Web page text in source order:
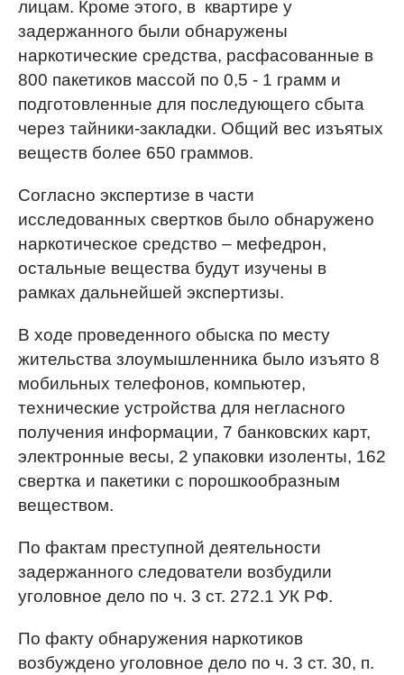
лицам. Кроме этого, в квартире у
задержанного были обнаружены
наркотические средства, расфасованные в
800 пакетиков массой по 0,5 - 1 грамм и
подготовленные для последующего сбыта
через тайники-закладки. Общий вес изъятых
веществ более 650 граммов.
Согласно экспертизе в части
исследованных свертков было обнаружено
наркотическое средство – мефедрон,
остальные вещества будут изучены в
рамках дальнейшей экспертизы.
В ходе проведенного обыска по месту
жительства злоумышленника было изъято 8
мобильных телефонов, компьютер,
технические устройства для негласного
получения информации, 7 банковских карт,
электронные весы, 2 упаковки изоленты, 162
свертка и пакетики с порошкообразным
веществом.
По фактам преступной деятельности
задержанного следователи возбудили
уголовное дело по ч. 3 ст. 272.1 УК РФ.
По факту обнаружения наркотиков
возбуждено уголовное дело по ч. 3 ст. 30, п.